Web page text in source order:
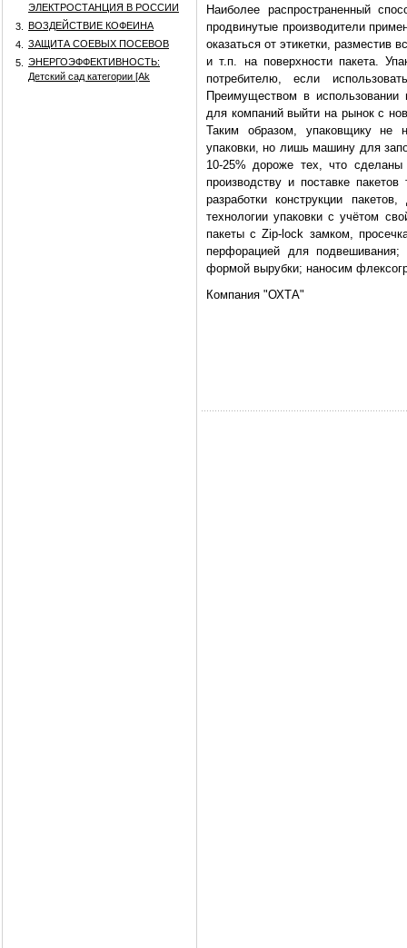
ЭЛЕКТРОСТАНЦИЯ В РОССИИ
3.
ВОЗДЕЙСТВИЕ КОФЕИНА
4.
ЗАЩИТА СОЕВЫХ ПОСЕВОВ
5.
ЭНЕРГОЭФФЕКТИВНОСТЬ:
Детский сад категории [Аk
Наиболее распространенный
продвинутые производители
оказаться от этикетки,
и т.п. на поверхности пакета.
потребителю, если
Преимуществом в использовании
для компаний выйти на рынок с
Таким образом, упаковщику
упаковки, но лишь машину для
10-25% дороже тех, что
производству и поставке
разработки конструкции
технологии упаковки с учётом
пакеты с Zip-lock замком,
перфорацией для
формой вырубки; наносим
Компания "ОХТА"